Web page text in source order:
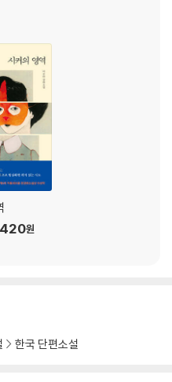
바란다.
원
한국 단편소설